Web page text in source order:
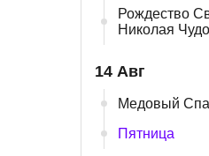
Рождество
Николая
14 Авг
Медовый
Пятница